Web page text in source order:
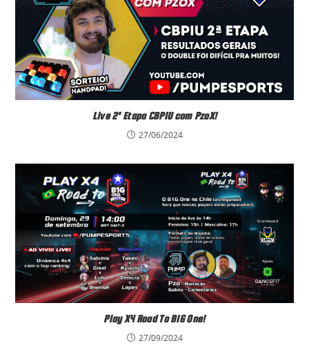
Live 2ª Etapa CBPIU com PzoX!
27/06/2024
Play X4 Road To B1G One!
27/09/2024